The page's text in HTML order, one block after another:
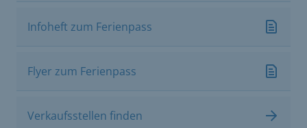
Infoheft zum Ferienpass
Flyer zum Ferienpass
Verkaufsstellen finden